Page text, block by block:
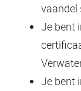
vaandel
Je bent
Je bent